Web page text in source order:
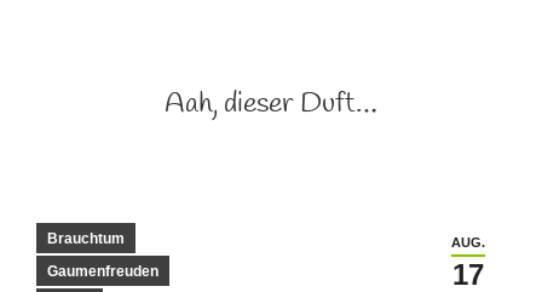
Aah, dieser Duft…
AUG.
17
Brauchtum
Gaumenfreuden